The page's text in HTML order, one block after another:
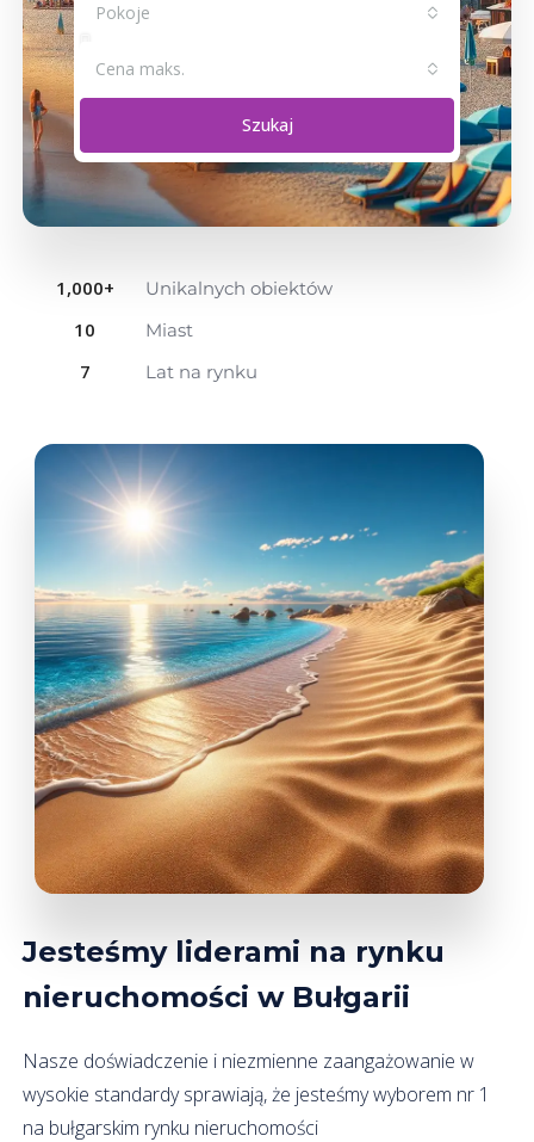
Pokoje
Cena maks.
Szukaj
1,000+ Unikalnych obiektów
10 Miast
7 Lat na rynku
Jesteśmy liderami na rynku
nieruchomości w Bułgarii
Nasze doświadczenie i niezmienne zaangażowanie w
wysokie standardy sprawiają, że jesteśmy wyborem nr 1
na bułgarskim rynku nieruchomości